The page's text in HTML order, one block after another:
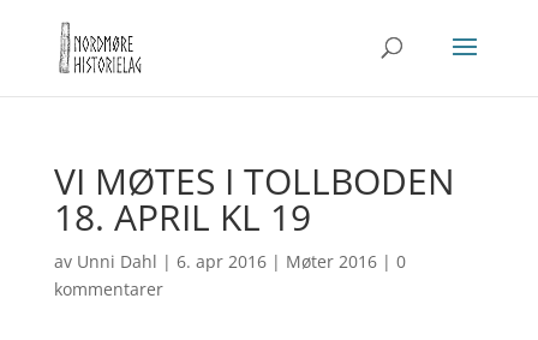
VI MØTES I TOLLBODEN
18. APRIL KL 19
av Unni Dahl | 6. apr 2016| Møter 2016| 0
kommentarer